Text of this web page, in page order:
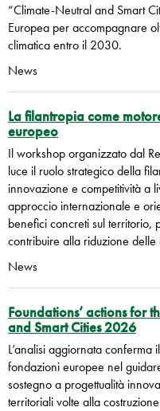
“Climate-Neutral and Smart
Europea per accompagnare
climatica entro il 2030.
News
La filantropia come
europeo
Il workshop organizzato dal
luce il ruolo strategico della
innovazione e competitività a
approccio internazionale e
benefici concreti sul territorio,
contribuire alla riduzione delle
News
Foundations’ actions for
and Smart Cities 2026
L’analisi aggiornata
fondazioni europee nel
sostegno a progettualità
territoriali volte alla